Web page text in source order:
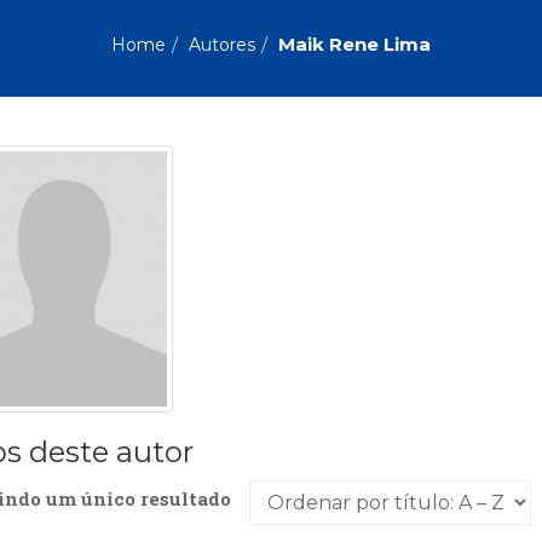
Comportamento (418)
Economia, Negócios (31)
Jornalismo (57)
Literatura, Ficção, Ensaios (69)
Psicodrama (200)
Treinamento e RH (65)
Home Autores Maik Rene Lima
deste autor
um único resultado